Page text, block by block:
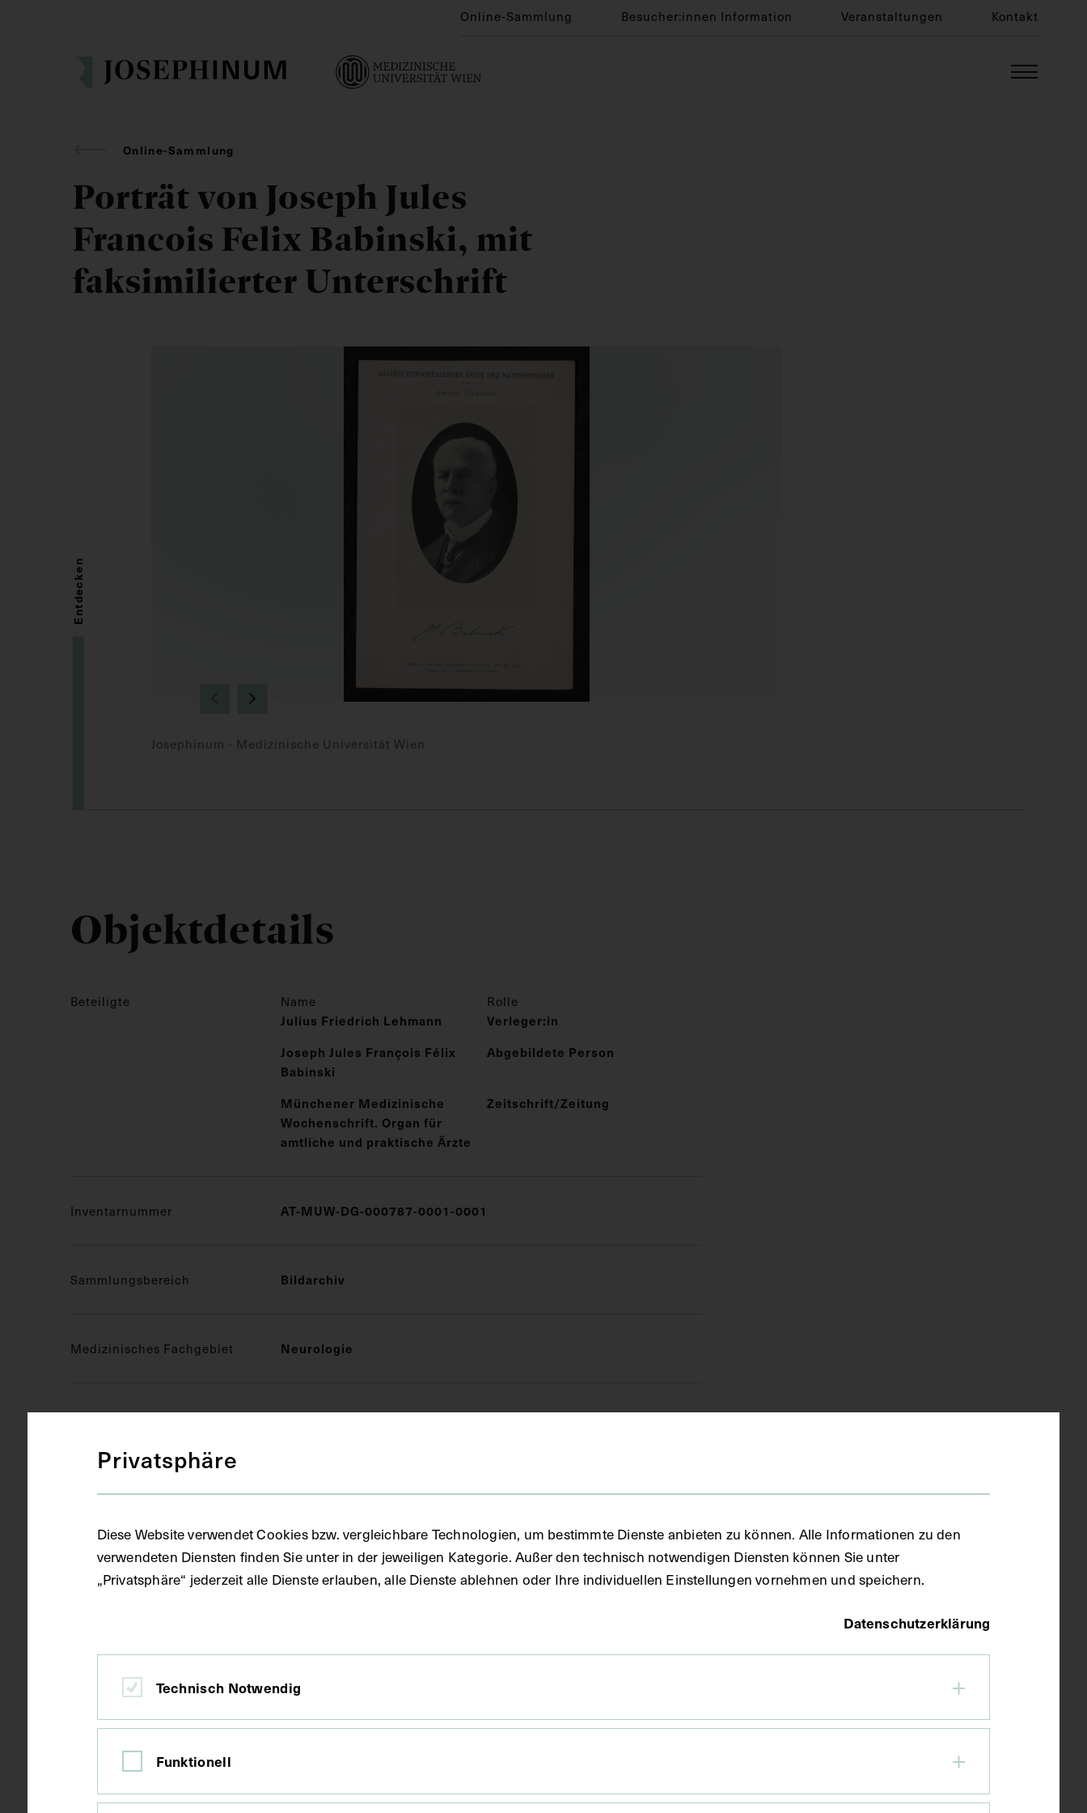
Online-Sammlung Besucher:innen Information Veranstaltungen Kontakt
Online-Sammlung
Porträt von Joseph Jules
Francois Felix Babinski, mit
faksimilierter Unterschrift
Josephinum - Medizinische Universität Wien
Entdecken
Objektdetails
Beteiligte Name Rolle
Julius Friedrich Lehmann
Verleger:in
Joseph Jules François Félix
Babinski
Abgebildete Person
Münchener Medizinische
Wochenschrift. Organ für
amtliche und praktische Ärzte
Zeitschrift/Zeitung
Inventarnummer AT-MUW-DG-000787-0001-0001
Sammlungsbereich Bildarchiv
Medizinisches Fachgebiet Neurologie
Objektart Druckgrafik (DG)
Datierung 1933
Papier
Privatsphäre
Diese Website verwendet Cookies bzw. vergleichbare Technologien, um bestimmte Dienste anbieten zu können. Alle Informationen zu den
verwendeten Diensten finden Sie unter in der jeweiligen Kategorie. Außer den technisch notwendigen Diensten können Sie unter
„Privatsphäre“ jederzeit alle Dienste erlauben, alle Dienste ablehnen oder Ihre individuellen Einstellungen vornehmen und speichern.
Datenschutzerklärung
Technisch Notwendig
Funktionell